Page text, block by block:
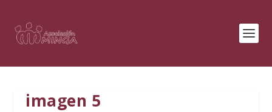
imagen 5